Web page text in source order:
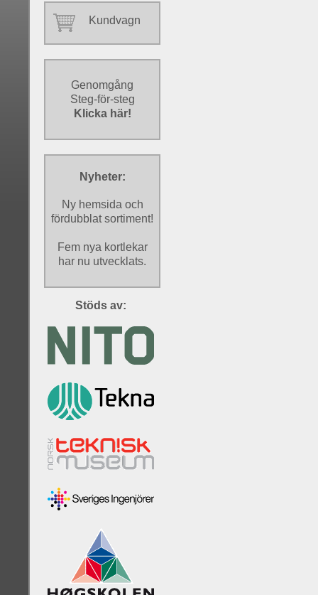
Kundvagn
Genomgång
Steg-för-steg
Klicka här!
Nyheter:
Ny hemsida och
fördubblat sortiment!
Fem nya kortlekar
har nu utvecklats.
Stöds av: